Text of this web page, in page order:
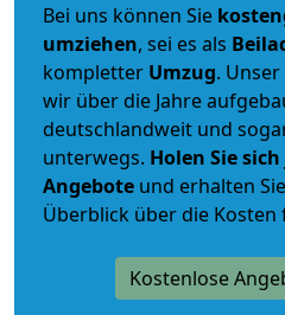
Bei uns können Sie
umziehen, sei es als
kompletter Umzug.
wir über die Jahre
deutschlandweit und
unterwegs. Holen Sie
Angebote und erhalten
Überblick über die
Kostenlose